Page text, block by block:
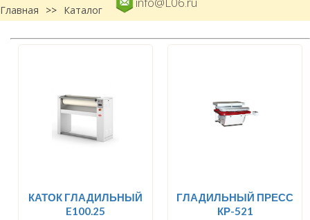
Главная
>> Каталог
КАТОК ГЛАДИЛЬНЫЙ
E100.25
ГЛАДИЛЬНЫЙ ПРЕСС
КР-521